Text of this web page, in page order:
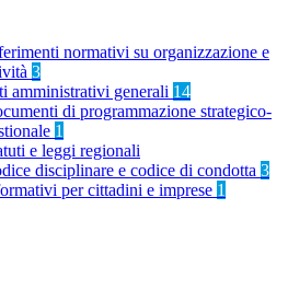
normativi su organizzazione e
3
amministrativi generali 14
di programmazione strategico-
1
e leggi regionali
disciplinare e codice di condotta 3
per cittadini e imprese 1